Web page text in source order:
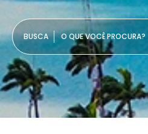
O QUE VOCÊ PROCURA?